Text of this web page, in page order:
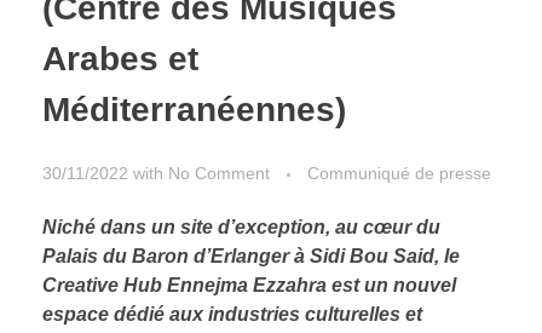
(Centre des Musiques
Arabes et
Méditerranéennes)
30/11/2022 with No Comment Communiqué de presse
Niché dans un site d’exception, au cœur du
Palais du Baron d’Erlanger à Sidi Bou Said, le
Creative Hub Ennejma Ezzahra est un nouvel
espace dédié aux industries culturelles et